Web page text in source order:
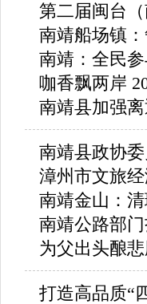
第二届闽台
南靖船场镇
南靖：全民
咖香飘两岸
南靖县加强
南靖县政协
漳州市文旅
南靖金山：
南靖公路部
为父出头酿
打造高品质“